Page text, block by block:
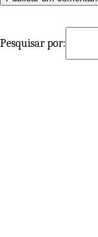
Pesquisar por: